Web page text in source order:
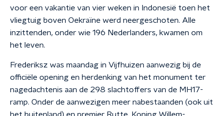
voor een vakantie van vier weken in Indonesië toen het
vliegtuig boven Oekraïne werd neergeschoten. Alle
inzittenden, onder wie 196 Nederlanders, kwamen om
het leven.
Frederiksz was maandag in Vijfhuizen aanwezig bij de
officiële opening en herdenking van het monument ter
nagedachtenis aan de 298 slachtoffers van de MH17-
ramp. Onder de aanwezigen meer nabestaanden (ook uit